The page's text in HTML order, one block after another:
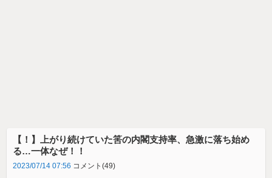
【！】上がり続けていた筈の内閣支持率、急激に落ち始め
る…一体なぜ！！
2023/07/14 07:56 コメント(49)